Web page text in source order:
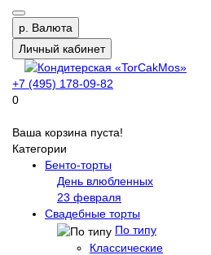
р. Валюта
Личный кабинет
+7 (495) 178-09-82
0
Ваша корзина пуста!
Категории
Бенто-торты
День влюбленных
23 февраля
Свадебные торты
По типу
Классические